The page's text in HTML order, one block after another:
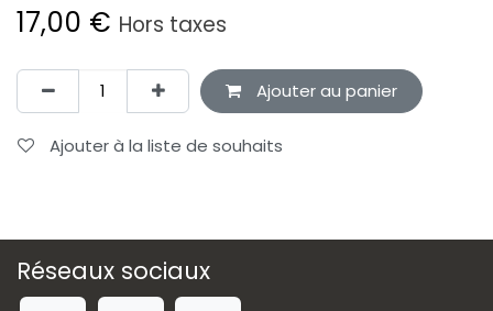
17,00 € Hors taxes
Ajouter au panier
Ajouter à la liste de souhaits
Réseaux sociaux